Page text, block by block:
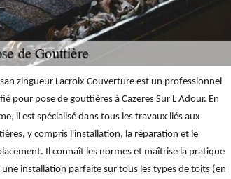
zingueur Lacroix Couverture est un professionnel
pour pose de gouttières à Cazeres Sur L Adour. En
il est spécialisé dans tous les travaux liés aux
y compris l'installation, la réparation et le
Il connaît les normes et maîtrise la pratique
une installation parfaite sur tous les types de toits (en